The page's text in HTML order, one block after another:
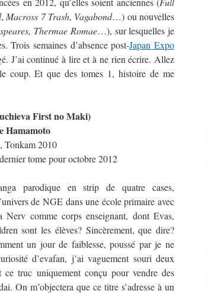
, Macross 7 Trash, Vagabond…) ou nouvelles
Thermae Romae…), sur lesquelles je
Trois semaines d’absence post-Japan Expo
J’ai continué à lire et à ne rien écrire. Allez
coup. Et que des tomes 1, histoire de me
First no Maki)
Hamamoto
Tonkam 2010
tome pour octobre 2012
parodique en strip de quatre cases,
de NGE dans une école primaire avec
comme corps enseignant, dont Evas,
sont les élèves? Sincèrement, que dire?
un jour de faiblesse, poussé par je ne
d’evafan, j’ai vaguement souri deux
ce truc uniquement conçu pour vendre des
On m’objectera que ce titre s’adresse à un